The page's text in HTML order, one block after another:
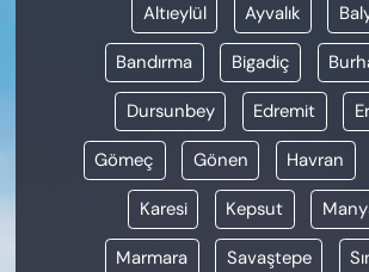
Altıeylül Ayvalık
Bandırma Bigadiç
Dursunbey Edremit
Gömeç Gönen Havran
Karesi Kepsut
Marmara Savaştepe
SİYASET
VAN VE DİYARBAKIR